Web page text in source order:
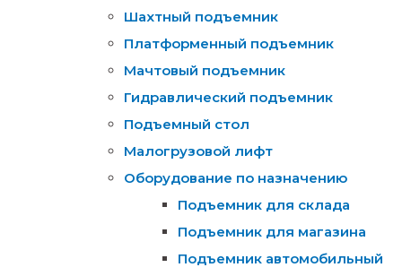
Шахтный подъемник
Платформенный подъемник
Мачтовый подъемник
Гидравлический подъемник
Подъемный стол
Малогрузовой лифт
Оборудование по назначению
Подъемник для склада
Подъемник для магазина
Подъемник автомобильный